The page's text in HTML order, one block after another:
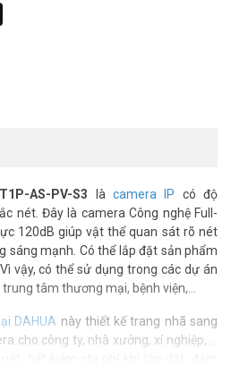
AS-PV-S3 làcamera IP có độ
nét. Đây là camera Công nghệ Full-
120dB giúp vật thể quan sát rõ nét
sáng mạnh. Có thể lắp đặt sản phẩm
vậy, có thể sử dụng trong các dự án
tâm thương mại, bệnh viện,…
DAHUA này thiết kế trang nhã sang
cho công ty, nhà xưởng, xí nghiệp, …